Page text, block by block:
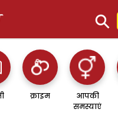
⚲
क्राइम
आपकी
समस्याएं